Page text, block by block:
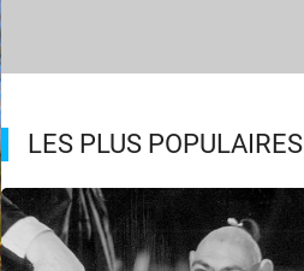
LES PLUS POPULAIRES